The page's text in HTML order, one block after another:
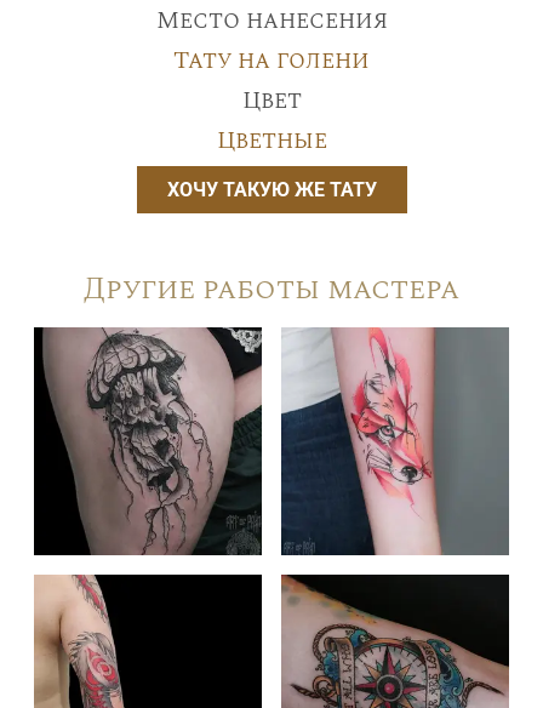
Место нанесения
Тату на голени
Цвет
Цветные
ХОЧУ ТАКУЮ ЖЕ ТАТУ
Другие работы мастера